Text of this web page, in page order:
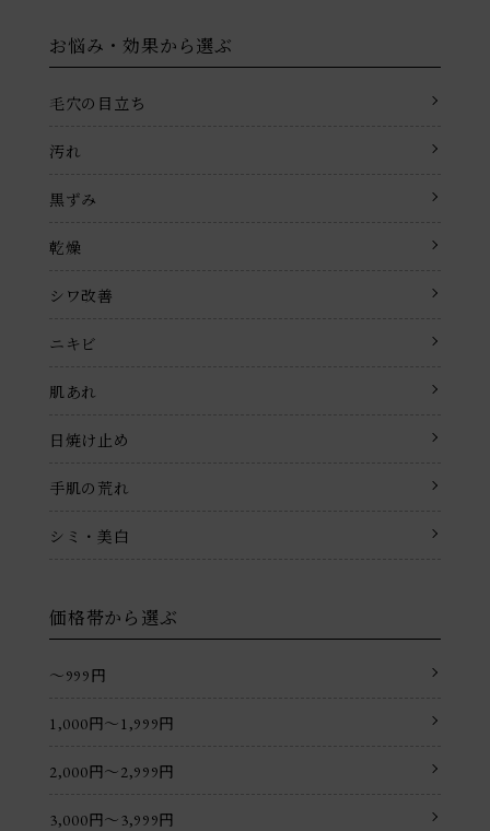
お悩み・効果から選ぶ
毛穴の目立ち
汚れ
黒ずみ
乾燥
シワ改善
ニキビ
肌あれ
日焼け止め
手肌の荒れ
シミ・美白
価格帯から選ぶ
〜999円
1,000円〜1,999円
2,000円〜2,999円
3,000円〜3,999円